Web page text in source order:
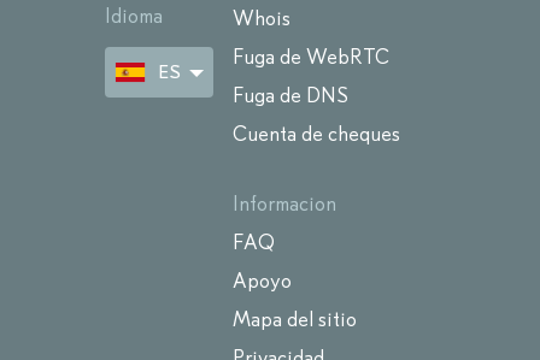
Idioma
ES
Whois
Fuga de WebRTC
Fuga de DNS
Cuenta de cheques
Informacion
FAQ
Apoyo
Mapa del sitio